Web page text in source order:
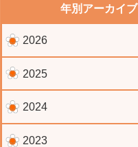
年別アーカイブ
2026
2025
2024
2023